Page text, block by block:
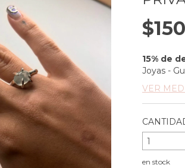
15% de
Joyas -
VER
en stock